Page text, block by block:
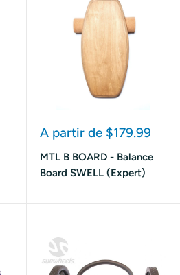
Prix
réduit
A partir de $179.99
MTL B BOARD - Balance
Board SWELL (Expert)